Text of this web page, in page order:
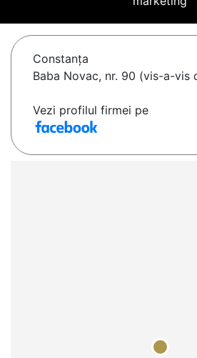
Constanţa
Baba Novac, nr. 90 (vis-a-vis
Vezi profilul firmei pe